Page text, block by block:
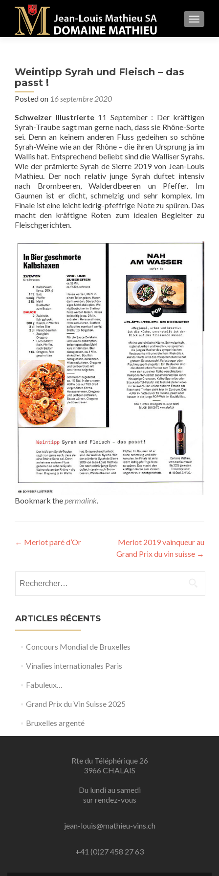
MENU
Weintipp Syrah und Fleisch – das
passt !
Posted on 16 septembre 2020
Schweizer Illustrierte 11 September : Der kräftigen
Syrah-Traube sagt man gerne nach, dass sie Rhône-Sorte
sei. Denn an keinem anderen Fluss gedeihen so schöne
Syrah-Weine wie an der Rhône – die ihren Ursprung ja im
Wallis hat. Entsprechend beliebt sind die Walliser Syrahs.
Wie der prämierte Syrah de Sierre 2019 von Jean-Louis
Mathieu. Der noch relativ junge Syrah duftet intensiv
nach Brombeeren, Walderdbeeren un Pfeffer. Im
Gaumen ist er dicht, schmelzig und sehr komplex. Im
Finale ist eine leicht ledrig-pfeffrige Note zu spüren. Das
macht den kräftigne Roten zum idealen Begleiter zu
Fleischgerichten.
Bookmark thepermalink.
Post
← Merlot paré d’Or
Merlot 2019 vainqueur au
Grand Prix du vin suisse →
ARTICLES RÉCENTS
Concours Mondial de Bruxelles
Vinalies internationales Paris
Fabuleux…
Grand Prix du Vin Suisse 2025
Bruxelles argenté
Rte du Téléphérique 26
3966 CHALAIS
Du lundi au samedi
sur rendez-vous
jean-louis@mathieu-vins.ch
+41 (0)27 458 27 63